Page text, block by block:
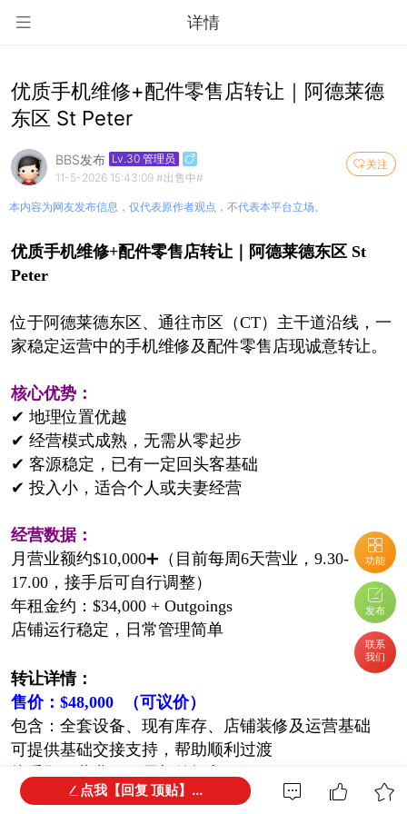
详情
功能
发布
联系
我们
优质手机维修+配件零售店转让｜阿德莱德
东区 St Peter
关注
BBS发布 Lv.30 管理员
11-5-2026 15:43:09 #出售中#
本内容为网友发布信息，仅代表原作者观点，不代表本平台立场。
优质手机维修+配件零售店转让｜阿德莱德东区 St
Peter
位于阿德莱德东区、通往市区（CT）主干道沿线，一
家稳定运营中的手机维修及配件零售店现诚意转让。
核心优势：
✔ 地理位置优越
✔ 经营模式成熟，无需从零起步
✔ 客源稳定，已有一定回头客基础
✔ 投入小，适合个人或夫妻经营
经营数据：
月营业额约$10,000➕（目前每周6天营业，9.30-
17.00，接手后可自行调整）
年租金约：$34,000 + Outgoings
店铺运行稳定，日常管理简单
转让详情：
售价：$48,000
（可议价）
包含：全套设备、现有库存、店铺装修及运营基础
可提供基础交接支持，帮助顺利过渡
接手即可营业，无需额外投入
点我【回复 顶贴】...